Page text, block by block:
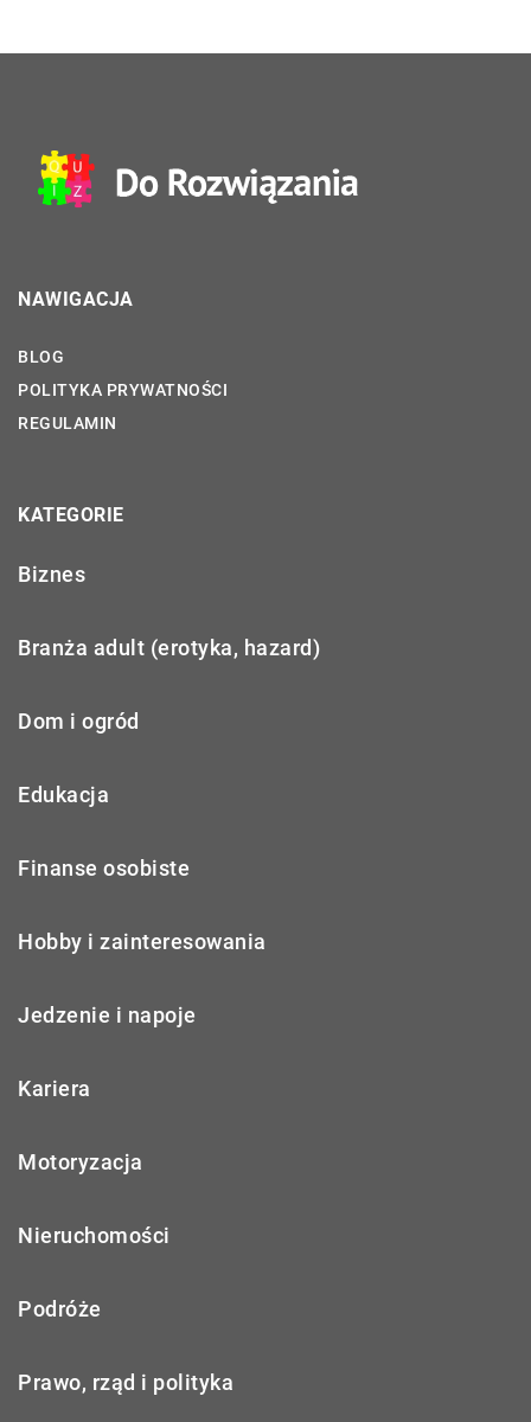
NAWIGACJA
BLOG
POLITYKA PRYWATNOŚCI
REGULAMIN
KATEGORIE
Biznes
Branża adult (erotyka, hazard)
Dom i ogród
Edukacja
Finanse osobiste
Hobby i zainteresowania
Jedzenie i napoje
Kariera
Motoryzacja
Nieruchomości
Podróże
Prawo, rząd i polityka